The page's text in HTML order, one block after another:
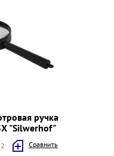
ручка
"Silwerhof"
Cравнить